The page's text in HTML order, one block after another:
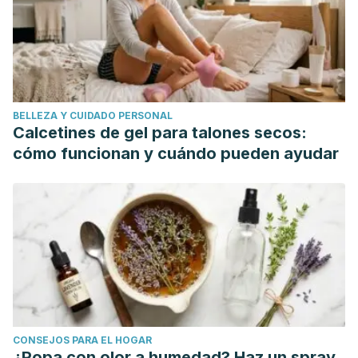
03237-4_3
Valerian (Valeriana officinalis). (2003). In Clinical Guide to
Nutrition & Dietary Supplements in Disease Management.
https://doi.org/10.1016/B978-0-443-07193-5.50101-1
Murphy, K., Kubin, Z. J., Shepherd, J. N., & Ettinger, R. H.
(2010). Valeriana officinalis root extracts have potent
anxiolytic effects in laboratory rats. Phytomedicine.
https://doi.org/10.1016/j.phymed.2009.10.020
BELLEZA Y CUIDADO PERSONAL
Calcetines de gel para talones secos:
cómo funcionan y cuándo pueden ayudar
CONSEJOS PARA EL HOGAR